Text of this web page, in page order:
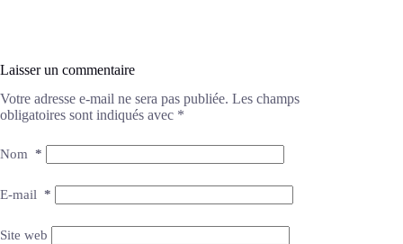
Laisser un commentaire
Votre adresse e-mail ne sera pas publiée. Les champs
obligatoires sont indiqués avec *
Nom *
E-mail *
Site web